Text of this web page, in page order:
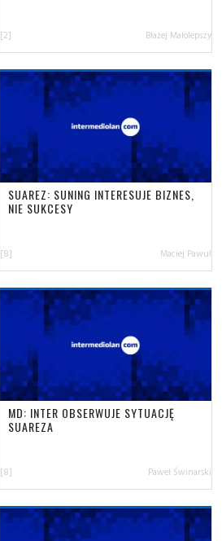
[2] Błażej Małolepszy
SUAREZ: SUNING INTERESUJE BIZNES,
NIE SUKCESY
[8] Maciej Pawul
MD: INTER OBSERWUJE SYTUACJĘ
SUAREZA
[8] Paweł Świnarski